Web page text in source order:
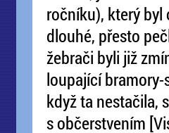
ročníku), který byl
dlouhé, přesto
žebrači byli již
loupající bramory-
když ta nestačila,
s občerstvením